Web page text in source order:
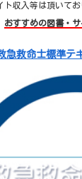
収入等は頂いてお
おすすめの図書・サ
救命士標準テ